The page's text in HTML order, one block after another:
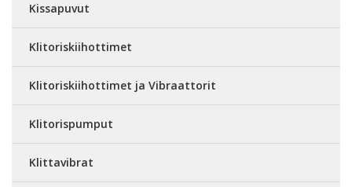
Kissapuvut
Klitoriskiihottimet
Klitoriskiihottimet ja Vibraattorit
Klitorispumput
Klittavibrat